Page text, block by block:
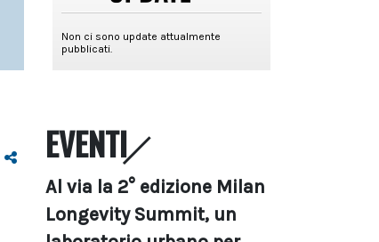
EVENTI
Al via la 2° edizione Milan
Longevity Summit, un